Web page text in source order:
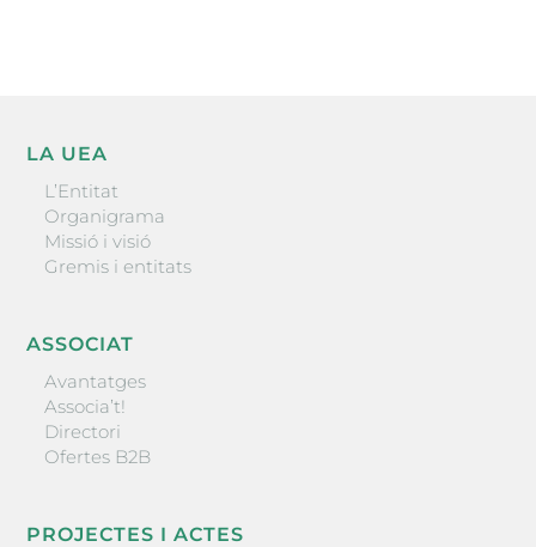
LA UEA
L’Entitat
Organigrama
Missió i visió
Gremis i entitats
ASSOCIAT
Avantatges
Associa’t!
Directori
Ofertes B2B
PROJECTES I ACTES